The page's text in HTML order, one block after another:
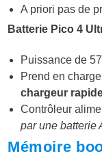
A priori pas de
Batterie Pico 4
Puissance de
Prend en
chargeur
Contrôleur
par une batterie
Mémoire